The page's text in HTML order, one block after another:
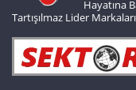
Hayatına
Tartışılmaz Lider